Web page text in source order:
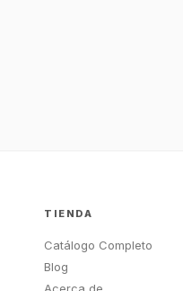
TIENDA
Catálogo Completo
Blog